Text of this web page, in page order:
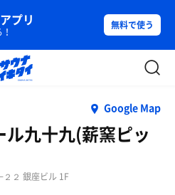
プリ 無料で使う
Google Map
九十九(薪窯ピッ
２ 銀座ビル 1F